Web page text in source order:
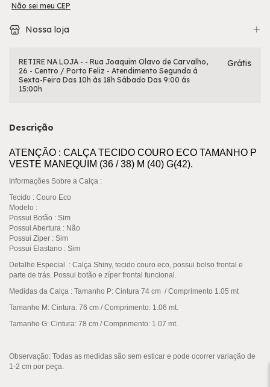
Não sei meu CEP
Nossa loja
RETIRE NA LOJA - - Rua Joaquim Olavo de Carvalho,
26 - Centro / Porto Feliz - Atendimento Segunda á
Sexta-Feira Das 10h às 18h Sábado Das 9:00 ás
15:00h
Grátis
Descrição
ATENÇÃO : CALÇA TECIDO COURO ECO TAMANHO P
VESTE MANEQUIM (36 / 38) M (40) G(42).
Informações Sobre a Calça :
Tecido : Couro Eco
Modelo :
Possui Botão : Sim
Possui Abertura : Não
Possui Ziper : Sim
Possui Elastano : Sim
Detalhe Especial : Calça Shiny, tecido couro eco, possui bolso frontal e
parte de trás. Possui botão e zíper frontal funcional.
Medidas da Calça : Tamanho P: Cintura 74 cm / Comprimento 1.05 mt
Tamanho M: Cintura: 76 cm / Comprimento: 1.06 mt.
Tamanho G: Cintura: 78 cm / Comprimento: 1.07 mt.
Observação: Todas as medidas são sem esticar e pode ocorrer variação de
1-2 cm por peça.